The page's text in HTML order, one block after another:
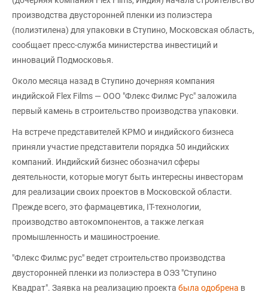
производства двусторонней пленки из полиэстера
(полиэтилена) для упаковки в Ступино, Московская область,
сообщает пресс-служба министерства инвестиций и
инноваций Подмосковья.
Около месяца назад в Ступино дочерняя компания
индийской Flex Films — ООО "Флекс Филмс Рус" заложила
первый камень в строительство производства упаковки.
На встрече представителей КРМО и индийского бизнеса
приняли участие представители порядка 50 индийских
компаний. Индийский бизнес обозначил сферы
деятельности, которые могут быть интересны инвесторам
для реализации своих проектов в Московской области.
Прежде всего, это фармацевтика, IT-технологии,
производство автокомпонентов, а также легкая
промышленность и машиностроение.
"Флекс Филмс рус" ведет строительство производства
двусторонней пленки из полиэстера в ОЭЗ "Ступино
Квадрат". Заявка на реализацию проекта была одобрена в